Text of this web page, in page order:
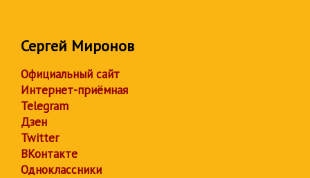
Сергей Миронов
Официальный сайт
Интернет-приёмная
Telegram
Дзен
Twitter
ВКонтакте
Одноклассники